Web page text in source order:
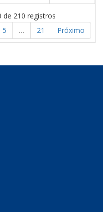
de 210 registros
5 … 21 Próximo